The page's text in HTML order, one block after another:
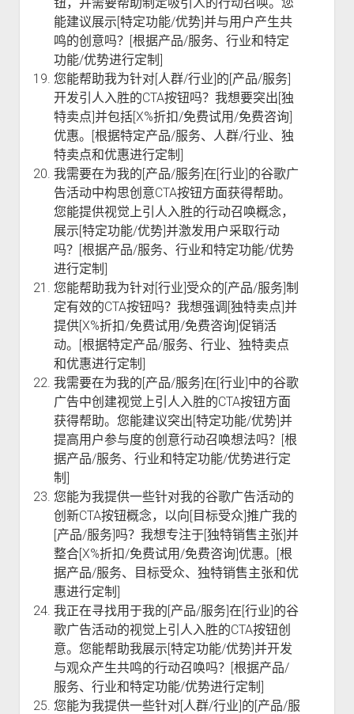
能建议展示[特定功能/优势]并与用户产生共
鸣的创意吗？[根据产品/服务、行业和特定
功能/优势进行定制]
您能帮助我为针对[人群/行业]的[产品/服务]
开发引人入胜的CTA按钮吗？我想要突出[独
特卖点]并包括[X%折扣/免费试用/免费咨询]
优惠。[根据特定产品/服务、人群/行业、独
特卖点和优惠进行定制]
我需要在为我的[产品/服务]在[行业]的谷歌广
告活动中构思创意CTA按钮方面获得帮助。
您能提供视觉上引人入胜的行动召唤概念，
展示[特定功能/优势]并激发用户采取行动
吗？[根据产品/服务、行业和特定功能/优势
进行定制]
您能帮助我为针对[行业]受众的[产品/服务]制
定有效的CTA按钮吗？我想强调[独特卖点]并
提供[X%折扣/免费试用/免费咨询]促销活
动。[根据特定产品/服务、行业、独特卖点
和优惠进行定制]
我需要在为我的[产品/服务]在[行业]中的谷歌
广告中创建视觉上引人入胜的CTA按钮方面
获得帮助。您能建议突出[特定功能/优势]并
提高用户参与度的创意行动召唤想法吗？[根
据产品/服务、行业和特定功能/优势进行定
制]
您能为我提供一些针对我的谷歌广告活动的
创新CTA按钮概念，以向[目标受众]推广我的
[产品/服务]吗？我想专注于[独特销售主张]并
整合[X%折扣/免费试用/免费咨询]优惠。[根
据产品/服务、目标受众、独特销售主张和优
惠进行定制]
我正在寻找用于我的[产品/服务]在[行业]的谷
歌广告活动的视觉上引人入胜的CTA按钮创
意。您能帮助我展示[特定功能/优势]并开发
与观众产生共鸣的行动召唤吗？[根据产品/
服务、行业和特定功能/优势进行定制]
您能为我提供一些针对[人群/行业]的[产品/服